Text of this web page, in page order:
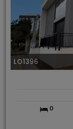
LO1396
0